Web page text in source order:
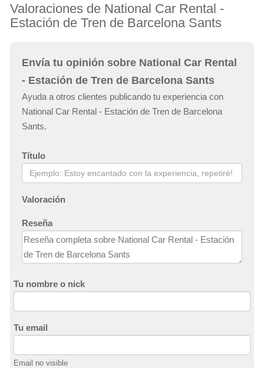
Valoraciones de National Car Rental -
Estación de Tren de Barcelona Sants
Envía tu opinión sobre National Car Rental
- Estación de Tren de Barcelona Sants
Ayuda a otros clientes publicando tu experiencia con
National Car Rental - Estación de Tren de Barcelona
Sants.
Título
Valoración
Reseña
Tu nombre o nick
Tu email
Email no visible